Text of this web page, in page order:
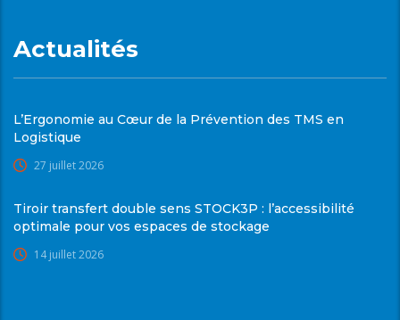
Actualités
L’Ergonomie au Cœur de la Prévention des TMS en
Logistique
27 juillet 2026
Tiroir transfert double sens STOCK3P : l’accessibilité
optimale pour vos espaces de stockage
14 juillet 2026